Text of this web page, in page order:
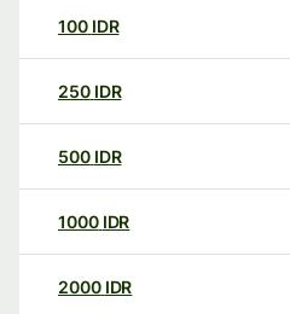
100 IDR
250 IDR
500 IDR
1000 IDR
2000 IDR